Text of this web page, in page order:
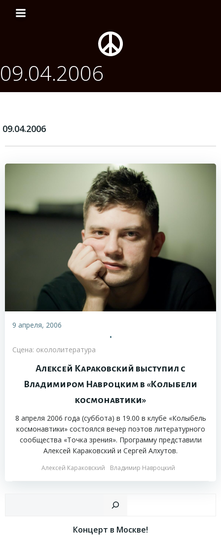
содержимому
09.04.2006
09.04.2006
9 апреля, 2006
•
Сцена: окололитература
Алексей Караковский выступил с
Владимиром Навроцким в «Колыбели
космонавтики»
8 апреля 2006 года (суббота) в 19.00 в клубе «Колыбель
космонавтики» состоялся вечер поэтов литературного
сообщества «Точка зрения». Программу представили
Алексей Караковский и Сергей Алхутов.
Алексей Караковский Владимир Навроцкий
Концерт в Москве!